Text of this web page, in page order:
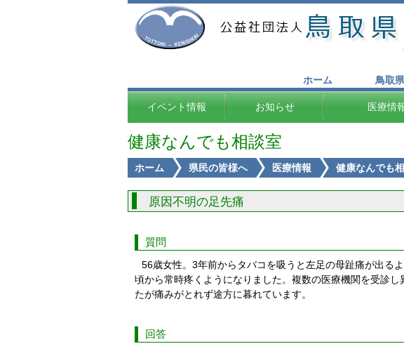
ホーム 鳥取
イベント情報 お知らせ 医療情
健康なんでも相談室
ホーム 県民の皆様へ 医療情報 健康なんでも
原因不明の足先痛
質問
56歳女性。3年前からタバコを吸うと左足の母趾痛が出る
頃から常時疼くようになりました。複数の医療機関を受診
たが痛みがとれず途方に暮れています。
回答